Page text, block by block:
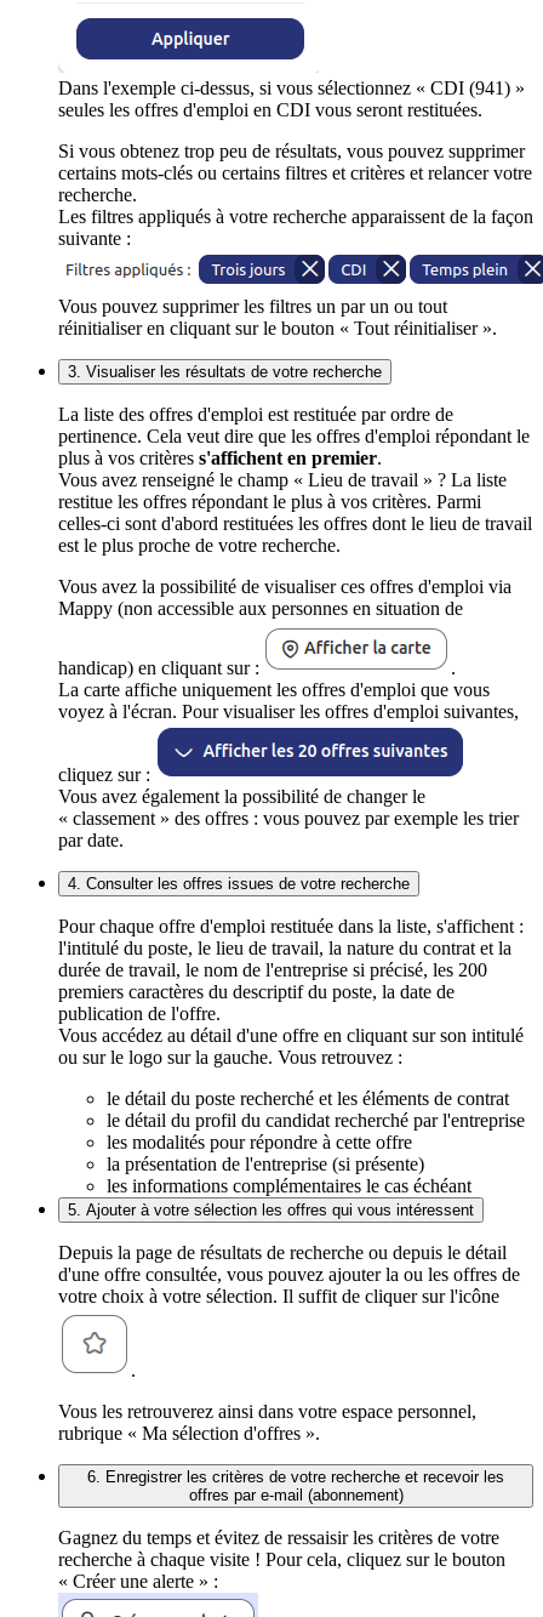
Dans l'exemple ci-dessus, si vous sélectionnez « CDI (941) »
seules les offres d'emploi en CDI vous seront restituées.
Si vous obtenez trop peu de résultats, vous pouvez supprimer
certains mots-clés ou certains filtres et critères et relancer votre
recherche.
Les filtres appliqués à votre recherche apparaissent de la façon
suivante :
Vous pouvez supprimer les filtres un par un ou tout
réinitialiser en cliquant sur le bouton « Tout réinitialiser ».
3. Visualiser les résultats de votre recherche
La liste des offres d'emploi est restituée par ordre de
pertinence. Cela veut dire que les offres d'emploi répondant le
plus à vos critères s'affichent en premier.
Vous avez renseigné le champ « Lieu de travail » ? La liste
restitue les offres répondant le plus à vos critères. Parmi
celles-ci sont d'abord restituées les offres dont le lieu de travail
est le plus proche de votre recherche.
Vous avez la possibilité de visualiser ces offres d'emploi via
Mappy (non accessible aux personnes en situation de
handicap) en cliquant sur :
.
La carte affiche uniquement les offres d'emploi que vous
voyez à l'écran. Pour visualiser les offres d'emploi suivantes,
cliquez sur :
Vous avez également la possibilité de changer le
« classement » des offres : vous pouvez par exemple les trier
par date.
4. Consulter les offres issues de votre recherche
Pour chaque offre d'emploi restituée dans la liste, s'affichent :
l'intitulé du poste, le lieu de travail, la nature du contrat et la
durée de travail, le nom de l'entreprise si précisé, les 200
premiers caractères du descriptif du poste, la date de
publication de l'offre.
Vous accédez au détail d'une offre en cliquant sur son intitulé
ou sur le logo sur la gauche. Vous retrouvez :
le détail du poste recherché et les éléments de contrat
le détail du profil du candidat recherché par l'entreprise
les modalités pour répondre à cette offre
la présentation de l'entreprise (si présente)
les informations complémentaires le cas échéant
5. Ajouter à votre sélection les offres qui vous intéressent
Depuis la page de résultats de recherche ou depuis le détail
d'une offre consultée, vous pouvez ajouter la ou les offres de
votre choix à votre sélection. Il suffit de cliquer sur l'icône
.
Vous les retrouverez ainsi dans votre espace personnel,
rubrique « Ma sélection d'offres ».
6. Enregistrer les critères de votre recherche et recevoir les
offres par e-mail (abonnement)
Gagnez du temps et évitez de ressaisir les critères de votre
recherche à chaque visite ! Pour cela, cliquez sur le bouton
« Créer une alerte » :